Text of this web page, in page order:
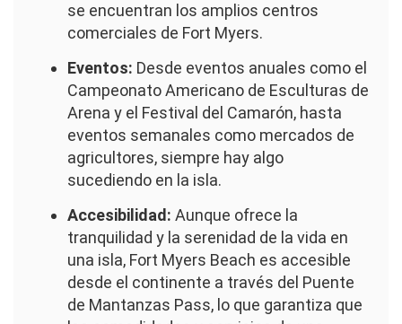
se encuentran los amplios centros
comerciales de Fort Myers.
Eventos: Desde eventos anuales como el
Campeonato Americano de Esculturas de
Arena y el Festival del Camarón, hasta
eventos semanales como mercados de
agricultores, siempre hay algo
sucediendo en la isla.
Accesibilidad: Aunque ofrece la
tranquilidad y la serenidad de la vida en
una isla, Fort Myers Beach es accesible
desde el continente a través del Puente
de Mantanzas Pass, lo que garantiza que